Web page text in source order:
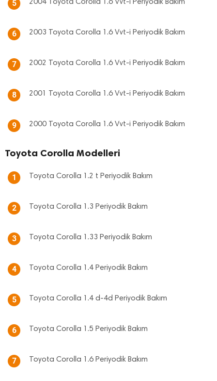
5 2004 Toyota Corolla 1.6 Vvt-i Periyodik Bakım
6 2003 Toyota Corolla 1.6 Vvt-i Periyodik Bakım
7 2002 Toyota Corolla 1.6 Vvt-i Periyodik Bakım
8 2001 Toyota Corolla 1.6 Vvt-i Periyodik Bakım
9 2000 Toyota Corolla 1.6 Vvt-i Periyodik Bakım
Toyota Corolla Modelleri
1 Toyota Corolla 1.2 t Periyodik Bakım
2 Toyota Corolla 1.3 Periyodik Bakım
3 Toyota Corolla 1.33 Periyodik Bakım
4 Toyota Corolla 1.4 Periyodik Bakım
5 Toyota Corolla 1.4 d-4d Periyodik Bakım
6 Toyota Corolla 1.5 Periyodik Bakım
7 Toyota Corolla 1.6 Periyodik Bakım